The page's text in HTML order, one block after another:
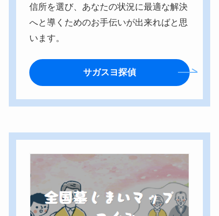
信所を選び、あなたの状況に最適な解決
へと導くためのお手伝いが出来ればと思
います。
サガスヨ探偵